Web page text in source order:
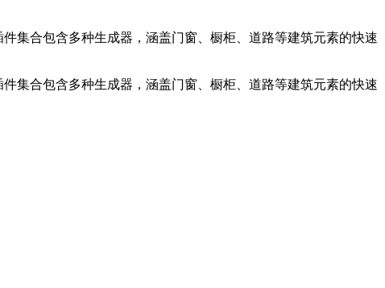
合包含多种生成器，涵盖门窗、橱柜、道路等建筑元素的快速
含多种生成器，涵盖门窗、橱柜、道路等建筑元素的快速